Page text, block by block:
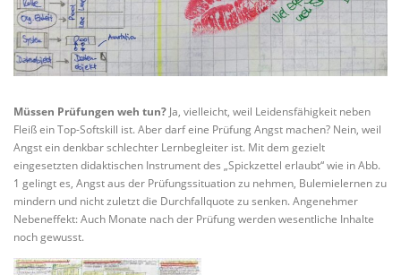
Müssen Prüfungen weh tun? Ja, vielleicht, weil Leidensfähigkeit neben
Fleiß ein Top-Softskill ist. Aber darf eine Prüfung Angst machen? Nein, weil
Angst ein denkbar schlechter Lernbegleiter ist. Mit dem gezielt
eingesetzten didaktischen Instrument des „Spickzettel erlaubt“ wie in Abb.
1 gelingt es, Angst aus der Prüfungssituation zu nehmen, Bulemielernen zu
mindern und nicht zuletzt die Durchfallquote zu senken. Angenehmer
Nebeneffekt: Auch Monate nach der Prüfung werden wesentliche Inhalte
noch gewusst.